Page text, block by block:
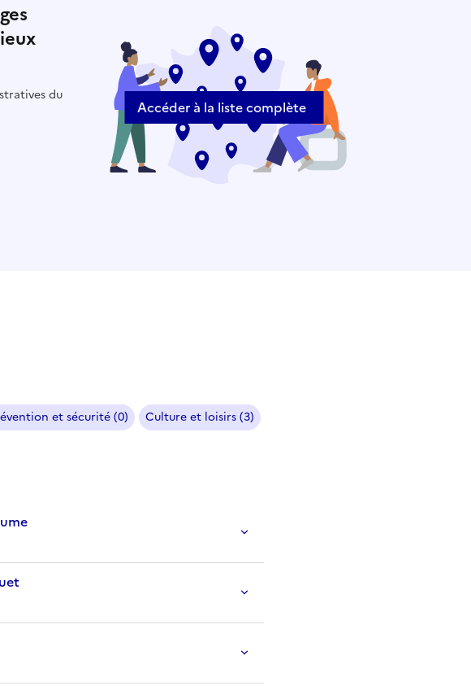
du
Accéder à la liste complète
et sécurité (0)
Culture et loisirs (3)